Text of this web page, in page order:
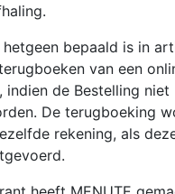
bepaald is in
van een
indien de Bestelling niet
De terugboeking
rekening, als